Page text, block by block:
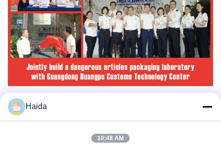
Les Étiquettes:
Équipement D'industrie Textile
Haida
10:48 AM